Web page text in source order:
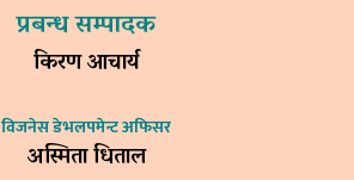
प्रबन्ध सम्पादक
किरण आचार्य
विजनेस डेभलपमेन्ट अफिसर
अस्मिता धिताल